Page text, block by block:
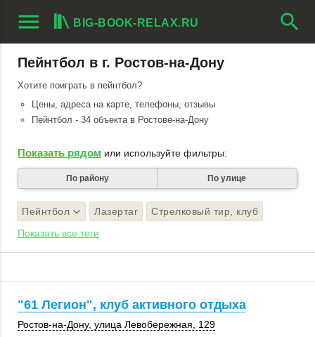
menu BIG-BOOK-RELAX.RU search
Пейнтбол в г. Ростов-на-Дону
Хотите поиграть в пейнтбол?
Цены, адреса на карте, телефоны, отзывы
Пейнтбол - 34 объекта в Ростове-на-Дону
Показать рядом или используйте фильтры:
По району По улице
Пейнтбол Лазертаг
Стрелковый тир, клуб
Показать все теги
"61 Легион", клуб активного отдыха
Ростов-на-Дону, улица Левобережная 129